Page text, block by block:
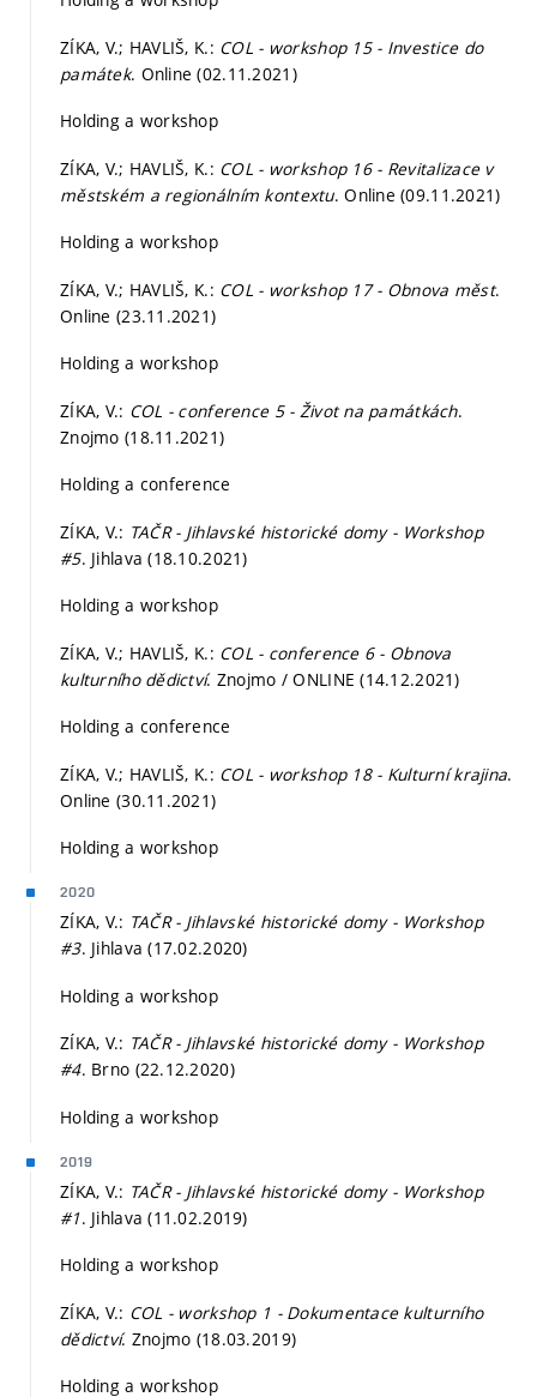
ZÍKA, V.; HAVLIŠ, K.: COL - workshop 15 - Investice do
památek. Online (02.11.2021)
Holding a workshop
ZÍKA, V.; HAVLIŠ, K.: COL - workshop 16 - Revitalizace v
městském a regionálním kontextu. Online (09.11.2021)
Holding a workshop
ZÍKA, V.; HAVLIŠ, K.: COL - workshop 17 - Obnova měst.
Online (23.11.2021)
Holding a workshop
ZÍKA, V.: COL - conference 5 - Život na památkách.
Znojmo (18.11.2021)
Holding a conference
ZÍKA, V.: TAČR - Jihlavské historické domy - Workshop
#5. Jihlava (18.10.2021)
Holding a workshop
ZÍKA, V.; HAVLIŠ, K.: COL - conference 6 - Obnova
kulturního dědictví. Znojmo / ONLINE (14.12.2021)
Holding a conference
ZÍKA, V.; HAVLIŠ, K.: COL - workshop 18 - Kulturní krajina.
Online (30.11.2021)
Holding a workshop
2020
ZÍKA, V.: TAČR - Jihlavské historické domy - Workshop
#3. Jihlava (17.02.2020)
Holding a workshop
ZÍKA, V.: TAČR - Jihlavské historické domy - Workshop
#4. Brno (22.12.2020)
Holding a workshop
2019
ZÍKA, V.: TAČR - Jihlavské historické domy - Workshop
#1. Jihlava (11.02.2019)
Holding a workshop
ZÍKA, V.: COL - workshop 1 - Dokumentace kulturního
dědictví. Znojmo (18.03.2019)
Holding a workshop